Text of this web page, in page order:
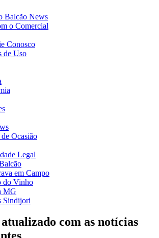
Balcão News
o Comercial
Conosco
de Uso
Ocasião
Legal
em Campo
do Vinho
MG
Sindijori
com as notícias